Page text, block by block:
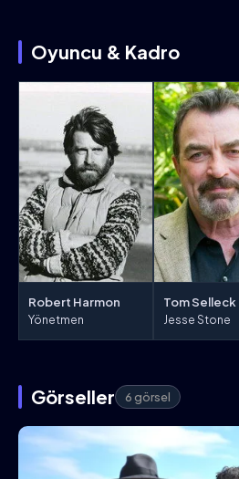
Oyuncu & Kadro
Robert Harmon
Yönetmen
Tom Selleck
Jesse Stone
Görseller 6 görsel